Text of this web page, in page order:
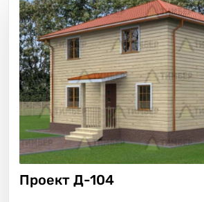
Проект Д-104